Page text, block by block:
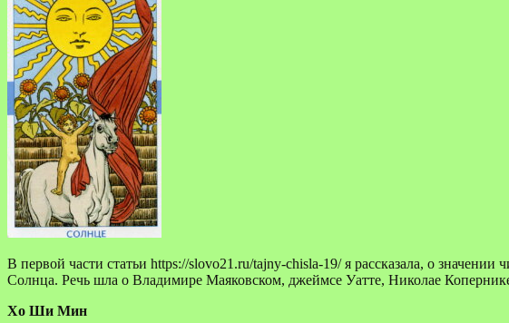
В первой части статьи https://slovo21.ru/tajny-chisla-19/ я рассказала, о
Солнца. Речь шла о Владимире Маяковском, джеймсе Уатте, Николае
Хо Ши Мин